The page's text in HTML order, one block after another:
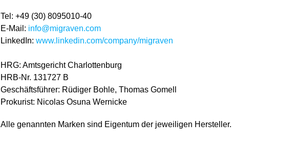
Tel: +49 (30) 8095010-40
E-Mail: info@migraven.com
LinkedIn: www.linkedin.com/company/migraven
HRG: Amtsgericht Charlottenburg
HRB-Nr. 131727 B
Geschäftsführer: Rüdiger Bohle, Thomas Gomell
Prokurist: Nicolas Osuna Wernicke
Alle genannten Marken sind Eigentum der jeweiligen Hersteller.